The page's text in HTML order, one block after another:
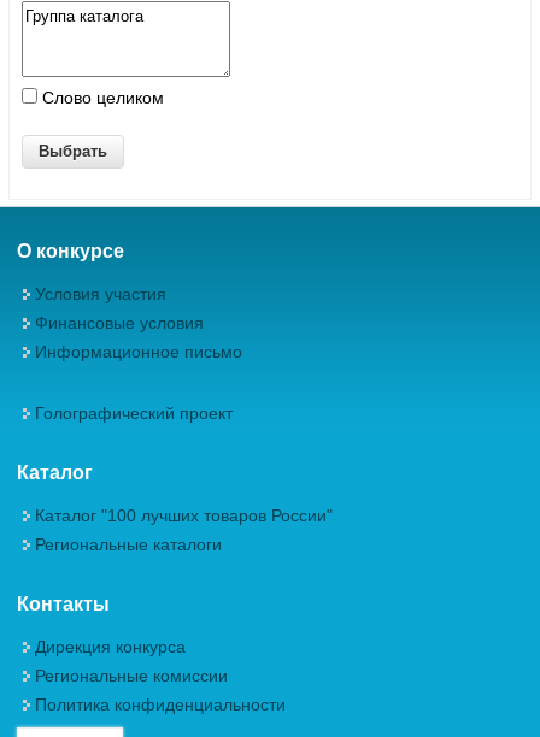
Слово целиком
О конкурсе
Условия участия
Финансовые условия
Информационное письмо
Голографический проект
Каталог
Каталог "100 лучших товаров России"
Региональные каталоги
Контакты
Дирекция конкурса
Региональные комиссии
Политика конфиденциальности